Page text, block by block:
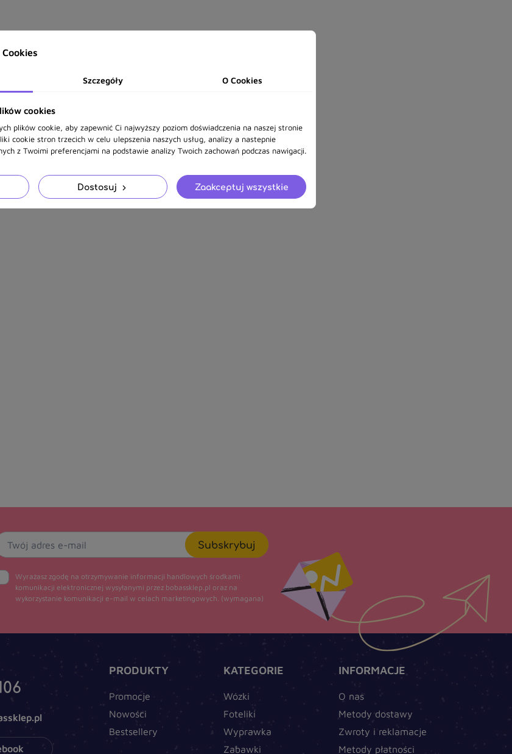
Subskrybuj
Wyrażasz zgodę na otrzymywanie informacji handlowych środkami
komunikacji elektronicznej wysyłanymi przez bobassklep.pl oraz na
wykorzystanie komunikacji e-mail w celach marketingowych. (wymagana)
PRODUKTY
Promocje
Nowości
Bestsellery
KATEGORIE
Wózki
Foteliki
Wyprawka
Zabawki
INFORMACJE
O nas
Metody dostawy
Zwroty i reklamacje
Metody płatności
Cookies
Szczegóły O Cookies
cookies
plików cookie, aby zapewnić Ci najwyższy poziom doświadczenia na naszej stronie
cookie stron trzecich w celu ulepszenia naszych usług, analizy a nastepnie
z Twoimi preferencjami na podstawie analizy Twoich zachowań podczas nawigacji.
Dostosuj Zaakceptuj wszystkie